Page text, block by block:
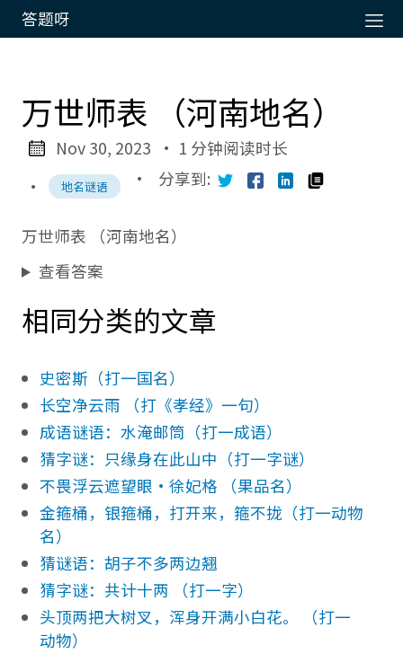
答题呀
万世师表 （河南地名）
Nov 30, 2023
· 1 分钟阅读时长
·
地名谜语 · 分享到:
万世师表 （河南地名）
查看答案
相同分类的文章
史密斯（打一国名）
长空净云雨 （打《孝经》一句）
成语谜语：水淹邮筒（打一成语）
猜字谜：只缘身在此山中（打一字谜）
不畏浮云遮望眼·徐妃格 （果品名）
金箍桶，银箍桶，打开来，箍不拢（打一动物
名）
猜谜语：胡子不多两边翘
猜字谜：共计十两 （打一字）
头顶两把大树叉，浑身开满小白花。 （打一
动物）